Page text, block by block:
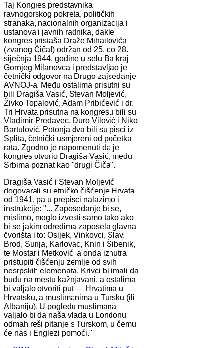
Taj Kongres predstavnika
ravnogorskog pokreta, političkih
stranaka, nacionalnih organizacija i
ustanova i javnih radnika, dakle
kongres pristaša Draže Mihailovića
(zvanog Čiča!) održan od 25. do 28.
siječnja 1944. godine u selu Ba kraj
Gornjeg Milanovca i predstavljao je
četnički odgovor na Drugo zajsedanje
AVNOJ-a. Među ostalima prisutni su
bili Dragiša Vasić, Stevan Moljević,
Živko Topalović, Adam Pribićević i dr.
Tri Hrvata prisutna na kongresu bili su
Vladimir Predavec, Đuro Vilović i Niko
Bartulović. Potonja dva bili su pisci iz
Splita, četnički usmjereni od početka
rata. Zgodno je napomenuti da je
kongres otvorio Dragiša Vasić, među
Srbima poznat kao "drugi Čiča".
Dragiša Vasić i Stevan Moljević
dogovarali su etničko čišćenje Hrvata
od 1941. pa u prepisci nalazimo i
instrukcije: "... Zaposedanje bi se,
mislimo, moglo izvesti samo tako ako
bi se jakim odredima zaposela glavna
čvorišta i to: Osijek, Vinkovci, Slav.
Brod, Sunja, Karlovac, Knin i Šibenik,
te Mostar i Metković, a onda iznutra
pristupiti čišćenju zemlje od svih
nesrpskih elemenata. Krivci bi imali da
budu na mestu kažnjavani, a ostalima
bi valjalo otvoriti put — Hrvatima u
Hrvatsku, a muslimanima u Tursku (ili
Albaniju). U pogledu muslimana
valjalo bi da naša vlada u Londonu
odmah reši pitanje s Turskom, u čemu
će nas i Englezi pomoći."